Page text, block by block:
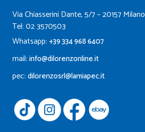
Via Chiasserini Dante, 5/7 – 20157 Milano
Tel: 02 3570503
Whatsapp: +39 334 968 6407
mail: info@dilorenzonline.it
pec: dilorenzosrl@lamiapec.it